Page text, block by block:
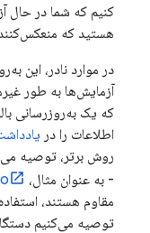
کنیم که شما در حال
هستید که
در موارد نادر، این
آزمایش‌ها به طور
که یک به‌روزرسانی
اطلاعات را در
روش برتر، توصیه
- به عنوان مثال،
مقاوم هستند،